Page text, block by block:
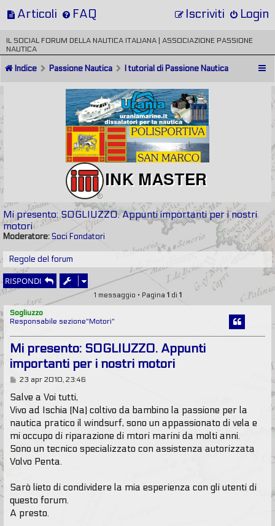
Articoli FAQ Login
Iscriviti
IL SOCIAL FORUM DELLA NAUTICA ITALIANA | ASSOCIAZIONE PASSIONE
NAUTICA
Indice Passione Nautica I tutorial di Passione Nautica
Mi presento: SOGLIUZZO. Appunti importanti per i nostri
motori
Moderatore:Soci Fondatori
Regole del forum
RISPONDI
1 messaggio • Pagina 1di 1
Sogliuzzo
Responsabile sezione"Motori"
Mi presento: SOGLIUZZO. Appunti
importanti per i nostri motori
M
s
s
a
g
g
i
o
23 apr 2010, 23:46
Salve a Voi tutti,
Vivo ad Ischia (Na) coltivo da bambino la passione per la
nautica pratico il windsurf, sono un appassionato di vela e
mi occupo di riparazione di mtori marini da molti anni.
Sono un tecnico specializzato con assistenza autorizzata
Volvo Penta.
Sarò lieto di condividere la mia esperienza con gli utenti di
questo forum.
A presto.